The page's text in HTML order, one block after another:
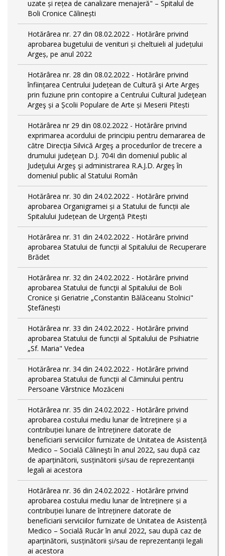
uzate și rețea de canalizare menajeră" – Spitalul de
Boli Cronice Călinești
Hotărârea nr. 27 din 08.02.2022 - Hotărâre privind
aprobarea bugetului de venituri și cheltuieli al județului
Argeș, pe anul 2022
Hotărârea nr. 28 din 08.02.2022 - Hotărâre privind
înființarea Centrului Județean de Cultură şi Arte Argeș
prin fuziune prin contopire a Centrului Cultural Judeţean
Argeş și a Școlii Populare de Arte și Meserii Pitești
Hotărârea nr 29 din 08.02.2022 - Hotărâre privind
exprimarea acordului de principiu pentru demararea de
către Direcţia Silvică Argeş a procedurilor de trecere a
drumului judeţean D.J. 704I din domeniul public al
Judeţului Argeş şi administrarea R.A.J.D. Argeş în
domeniul public al Statului Român
Hotărârea nr. 30 din 24.02.2022 - Hotărâre privind
aprobarea Organigramei și a Statului de funcții ale
Spitalului Județean de Urgență Pitești
Hotărârea nr. 31 din 24.02.2022 - Hotărâre privind
aprobarea Statului de funcții al Spitalului de Recuperare
Brădet
Hotărârea nr. 32 din 24.02.2022 - Hotărâre privind
aprobarea Statului de funcţii al Spitalului de Boli
Cronice și Geriatrie „Constantin Bălăceanu Stolnici"
Ștefănești
Hotărârea nr. 33 din 24.02.2022 - Hotărâre privind
aprobarea Statului de funcții al Spitalului de Psihiatrie
„Sf. Maria" Vedea
Hotărârea nr. 34 din 24.02.2022 - Hotărâre privind
aprobarea Statului de funcţii al Căminului pentru
Persoane Vârstnice Mozăceni
Hotărârea nr. 35 din 24.02.2022 - Hotărâre privind
aprobarea costului mediu lunar de întreținere și a
contribuției lunare de întreținere datorate de
beneficiarii serviciilor furnizate de Unitatea de Asistență
Medico – Socială Călineşti în anul 2022, sau după caz
de aparținătorii, susținătorii și/sau de reprezentanții
legali ai acestora
Hotărârea nr. 36 din 24.02.2022 - Hotărâre privind
aprobarea costului mediu lunar de întreținere și a
contribuției lunare de întreținere datorate de
beneficiarii serviciilor furnizate de Unitatea de Asistență
Medico – Socială Rucăr în anul 2022, sau după caz de
aparținătorii, susținătorii și/sau de reprezentanții legali
ai acestora